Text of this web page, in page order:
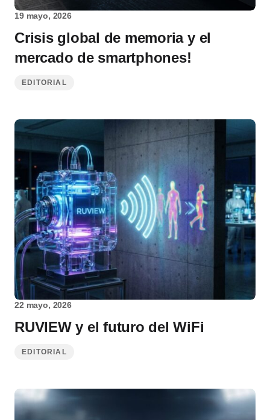
19 mayo, 2026
Crisis global de memoria y el
mercado de smartphones!
EDITORIAL
22 mayo, 2026
RUVIEW y el futuro del WiFi
EDITORIAL